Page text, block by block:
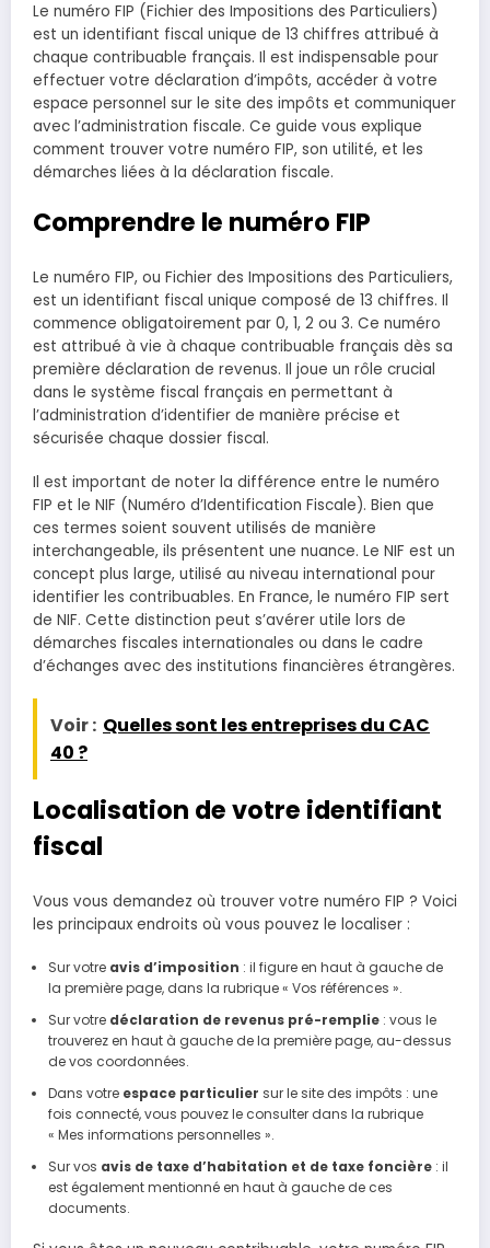
Le numéro FIP (Fichier des Impositions des Particuliers)
est un identifiant fiscal unique de 13 chiffres attribué à
chaque contribuable français. Il est indispensable pour
effectuer votre déclaration d’impôts, accéder à votre
espace personnel sur le site des impôts et communiquer
avec l’administration fiscale. Ce guide vous explique
comment trouver votre numéro FIP, son utilité, et les
démarches liées à la déclaration fiscale.
Comprendre le numéro FIP
Le numéro FIP, ou Fichier des Impositions des Particuliers,
est un identifiant fiscal unique composé de 13 chiffres. Il
commence obligatoirement par 0, 1, 2 ou 3. Ce numéro
est attribué à vie à chaque contribuable français dès sa
première déclaration de revenus. Il joue un rôle crucial
dans le système fiscal français en permettant à
l’administration d’identifier de manière précise et
sécurisée chaque dossier fiscal.
Il est important de noter la différence entre le numéro
FIP et le NIF (Numéro d’Identification Fiscale). Bien que
ces termes soient souvent utilisés de manière
interchangeable, ils présentent une nuance. Le NIF est un
concept plus large, utilisé au niveau international pour
identifier les contribuables. En France, le numéro FIP sert
de NIF. Cette distinction peut s’avérer utile lors de
démarches fiscales internationales ou dans le cadre
d’échanges avec des institutions financières étrangères.
Voir : Quelles sont les entreprises du CAC
40 ?
Localisation de votre identifiant
fiscal
Vous vous demandez où trouver votre numéro FIP ? Voici
les principaux endroits où vous pouvez le localiser :
Sur votre avis d’imposition : il figure en haut à gauche de
la première page, dans la rubrique « Vos références ».
Sur votre déclaration de revenus pré-remplie: vous le
trouverez en haut à gauche de la première page, au-dessus
de vos coordonnées.
Dans votre espace particulier sur le site des impôts : une
fois connecté, vous pouvez le consulter dans la rubrique
« Mes informations personnelles ».
Sur vos avis de taxe d’habitation et de taxe foncière: il
est également mentionné en haut à gauche de ces
documents.